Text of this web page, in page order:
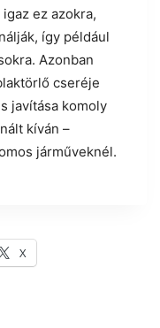
ez azokra,
így például
Azonban
cseréje
javítása komoly
kíván –
járműveknél.
X